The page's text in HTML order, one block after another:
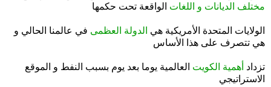
مختلف الديانات و اللغات الواقعة تحت حكمها
الولايات المتحدة الأمريكية هي الدولة العظمى في عالمنا الحالي و
هي تتصرف على هذا الأساس
تزداد أهمية الكويت العالمية يوما بعد يوم بسبب النفط و الموقع
الاستراتيجي